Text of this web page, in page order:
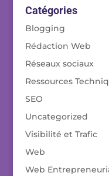
Catégories
Blogging
Rédaction Web
Réseaux sociaux
Ressources
SEO
Uncategorized
Visibilité et Trafic
Web
Web